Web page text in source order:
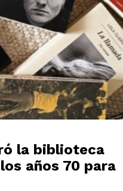
la biblioteca
años 70 para